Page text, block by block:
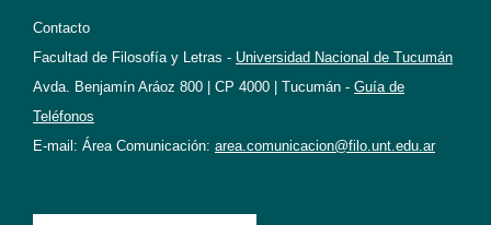
Contacto
Facultad de Filosofía y Letras - Universidad Nacional de Tucumán
Avda. Benjamín Aráoz 800 | CP 4000 | Tucumán - Guía de
Teléfonos
E-mail: Área Comunicación: area.comunicacion@filo.unt.edu.ar